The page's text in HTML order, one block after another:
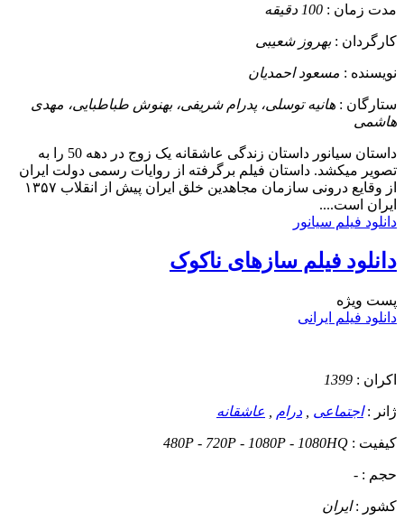
مدت زمان : 100 دقیقه
کارگردان :بهروز شعیبی
نویسنده : مسعود احمدیان
ستارگان : هانیه توسلی، پدرام شریفی، بهنوش طباطبایی، مهدی
هاشمی
داستان
سیانور داستان زندگی عاشقانه یک زوج در دهه 50 را به
تصویر میکشد. داستان فیلم برگرفته از روایات رسمی دولت ایران
از وقایع درونی سازمان مجاهدین خلق ایران پیش از انقلاب ۱۳۵۷
ایران است....
دانلود فیلم سیانور
دانلود فیلم سازهای ناکوک
پست ويژه
دانلود فیلم ایرانی
اکران : 1399
ژانر :اجتماعی درام عاشقانه
کیفیت : 480P - 720P - 1080P - 1080HQ
حجم : -
کشور :ایران